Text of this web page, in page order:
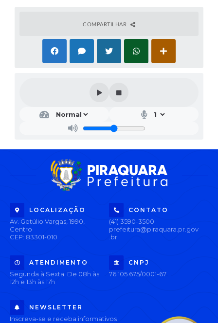
COMPARTILHAR
LOCALIZAÇÃO
Av. Getúlio Vargas, 1990,
Centro
CEP: 83301-010
CONTATO
(41) 3590-3500
prefeitura@piraquara.pr.gov
.br
ATENDIMENTO
Segunda à Sexta: De 08h às
12h e 13h às 17h
CNPJ
76.105.675/0001-67
NEWSLETTER
Inscreva-se e receba informativos